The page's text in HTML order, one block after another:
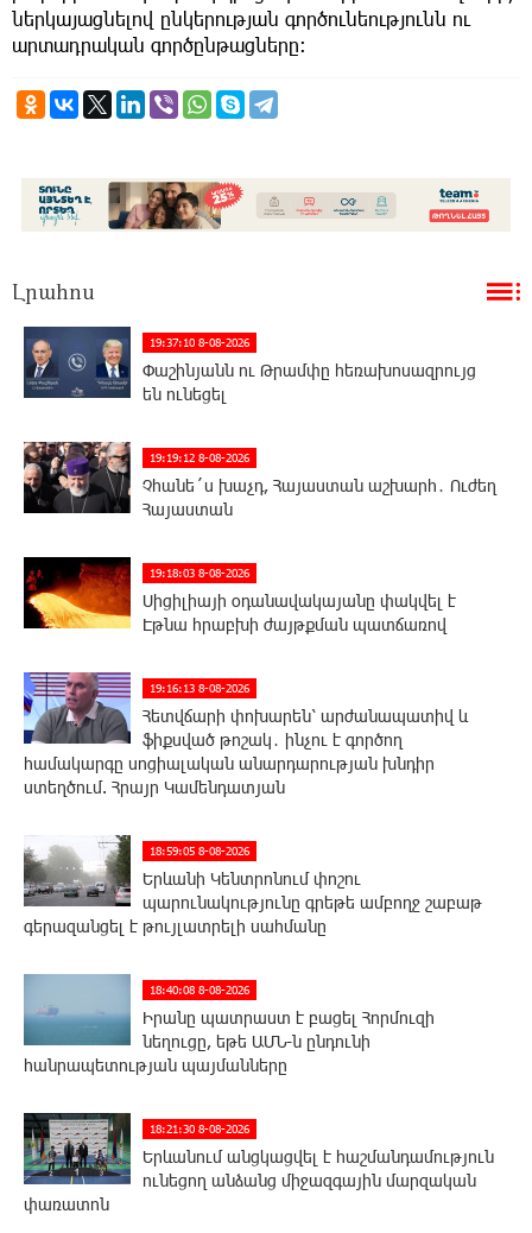
ներկայացնելով ընկերության գործունեությունն ու
արտադրական գործընթացները։
Լրահոս
19:37:10 8-08-2026
Փաշինյանն ու Թրամփը հեռախոսազրույց
են ունեցել
19:19:12 8-08-2026
Չհանե´ս խաչդ, Հայաստան աշխարհ․ Ուժեղ
Հայաստան
19:18:03 8-08-2026
Սիցիլիայի օդանավակայանը փակվել է
Էթնա հրաբխի ժայթքման պատճառով
19:16:13 8-08-2026
Հետվճարի փոխարեն՝ արժանապատիվ և
ֆիքսված թոշակ․ ինչու է գործող
համակարգը սոցիալական անարդարության խնդիր
ստեղծում. Հրայր Կամենդատյան
18:59:05 8-08-2026
Երևանի Կենտրոնում փոշու
պարունակությունը գրեթե ամբողջ շաբաթ
գերազանցել է թույլատրելի սահմանը
18:40:08 8-08-2026
Իրանը պատրաստ է բացել Հորմուզի
նեղուցը, եթե ԱՄՆ-ն ընդունի
հանրապետության պայմանները
18:21:30 8-08-2026
Երևանում անցկացվել է հաշմանդամություն
ունեցող անձանց միջազգային մարզական
փառատոն